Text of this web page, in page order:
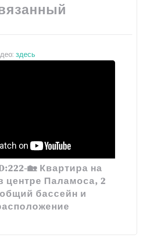
здесь
🏡 Квартира на
центре Паламоса, 2
бассейн и